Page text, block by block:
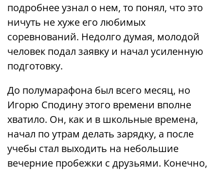
подробнее узнал о нем, то понял, что это
ничуть не хуже его любимых
соревнований. Недолго думая, молодой
человек подал заявку и начал усиленную
подготовку.
До полумарафона был всего месяц, но
Игорю Сподину этого времени вполне
хватило. Он, как и в школьные времена,
начал по утрам делать зарядку, а после
учебы стал выходить на небольшие
вечерние пробежки с друзьями. Конечно,